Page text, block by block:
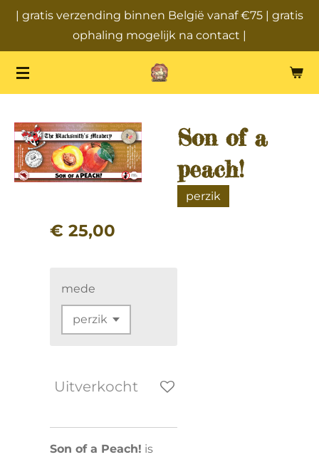
de
hoofdinhoud
| gratis verzending binnen België vanaf €75 | gratis
ophaling mogelijk na contact |
Son of a
peach!
perzik
€ 25,00
mede
Uitverkocht
Son of a Peach! is